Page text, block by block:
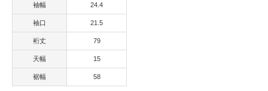
袖幅 24.4
袖口 21.5
裄丈 79
天幅 15
裾幅 58